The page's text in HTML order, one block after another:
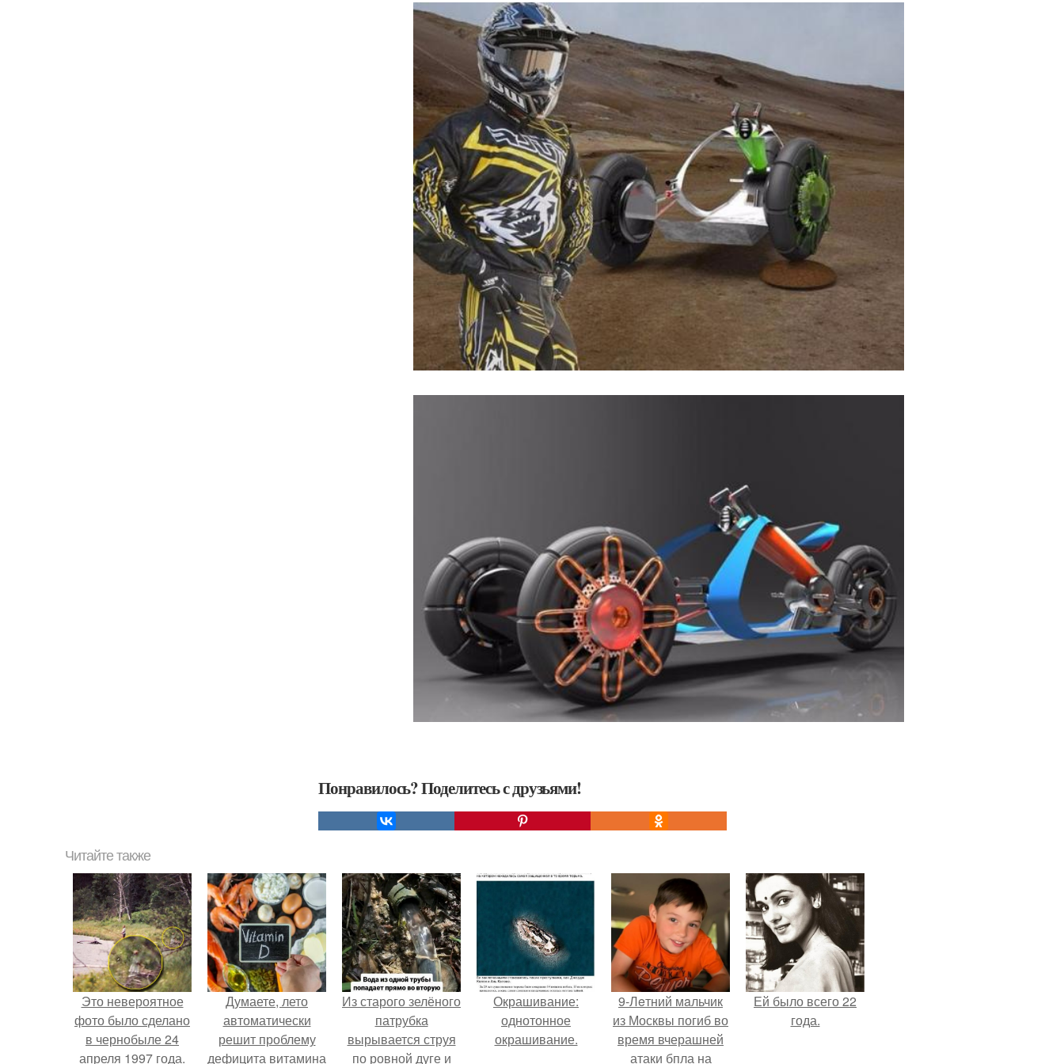
Понравилось? Поделитесь с друзьями!
Читайте также
Это невероятное
фото было сделано
в чернобыле 24
апреля 1997 года.
Думаете, лето
автоматически
решит проблему
дефицита витамина
Из старого зелёного
патрубка
вырывается струя
по ровной дуге и
Окрашивание:
однотонное
окрашивание.
9-Лeтний мaльчик
из Москвы погиб во
время вчерашней
атаки бпла на
Ей было всего 22
года.